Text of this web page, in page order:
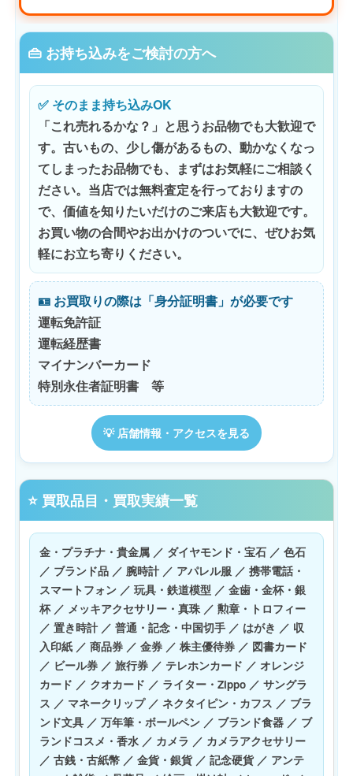
👜 お持ち込みをご検討の方へ
✅ そのまま持ち込みOK
「これ売れるかな？」と思うお品物でも大歓迎で
す。古いもの、少し傷があるもの、動かなくなっ
てしまったお品物でも、まずはお気軽にご相談く
ださい。当店では無料査定を行っておりますの
で、価値を知りたいだけのご来店も大歓迎です。
お買い物の合間やお出かけのついでに、ぜひお気
軽にお立ち寄りください。
🪪 お買取りの際は「身分証明書」が必要です
運転免許証
運転経歴書
マイナンバーカード
特別永住者証明書 等
💡 店舗情報・アクセスを見る
⭐ 買取品目・買取実績一覧
金・プラチナ・貴金属 ／ ダイヤモンド・宝石 ／ 色石
／ ブランド品 ／ 腕時計 ／ アパレル服 ／ 携帯電話・
スマートフォン ／ 玩具・鉄道模型 ／ 金歯・金杯・銀
杯 ／ メッキアクセサリー・真珠 ／ 勲章・トロフィー
／ 置き時計 ／ 普通・記念・中国切手 ／ はがき ／ 収
入印紙 ／ 商品券 ／ 金券 ／ 株主優待券 ／ 図書カード
／ ビール券 ／ 旅行券 ／ テレホンカード ／ オレンジ
カード ／ クオカード ／ ライター・Zippo ／ サングラ
ス ／ マネークリップ ／ ネクタイピン・カフス ／ ブラ
ンド文具 ／ 万年筆・ボールペン ／ ブランド食器 ／ ブ
ランドコスメ・香水 ／ カメラ ／ カメラアクセサリー
／ 古銭・古紙幣 ／ 金貨・銀貨 ／ 記念硬貨 ／ アンテ